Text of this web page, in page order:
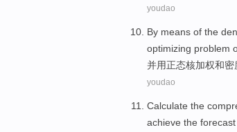
youdao
By means of the
optimizing problem
并用正态核加权和密
youdao
Calculate the
achieve the forecast